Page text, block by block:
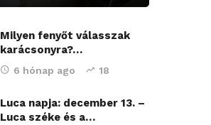
Milyen fenyőt válasszak
karácsonyra?…
6 hónap ago 18
Luca napja: december 13. –
Luca széke és a…